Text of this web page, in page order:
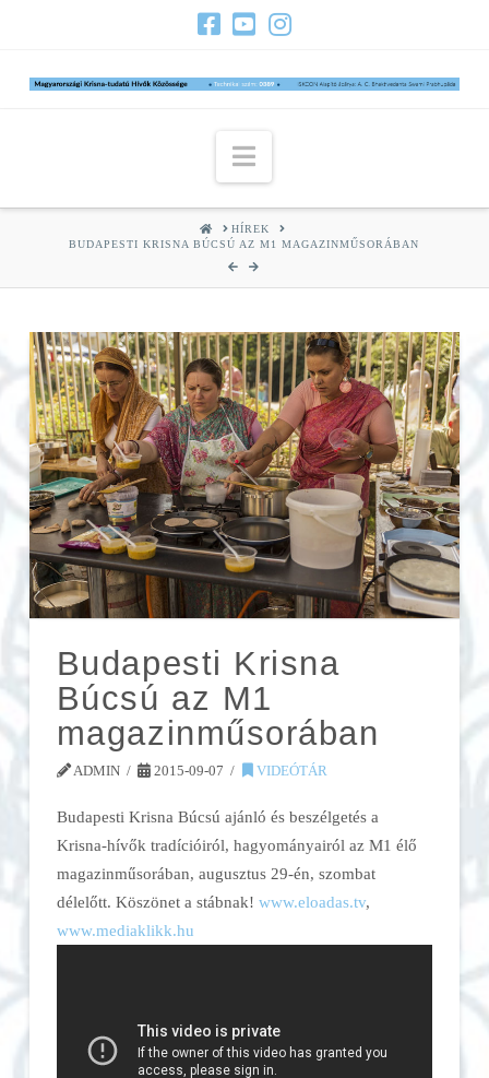
Navigation
HOMEHÍREK
BUDAPESTI KRISNA BÚCSÚ AZ M1 MAGAZINMŰSORÁBAN
Budapesti Krisna
Búcsú az M1
magazinműsorában
ADMIN 2015-09-07 VIDEÓTÁR
Budapesti Krisna Búcsú ajánló és beszélgetés a
Krisna-hívők tradícióiról, hagyományairól az M1 élő
magazinműsorában, augusztus 29-én, szombat
délelőtt. Köszönet a stábnak! www.eloadas.tv,
www.mediaklikk.hu